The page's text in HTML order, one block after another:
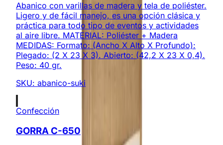
Abanico con varillas de madera y tela de poliéster.
Ligero y de fácil manejo, es una opción clásica y
práctica para todo tipo de eventos y actividades
al aire libre. MATERIAL: Poliéster + Madera
MEDIDAS: Formato: (Ancho X Alto X Profundo):
Plegado: (2 X 23 X 3). Abierto: (42,2 X 23 X 0,4).
Peso: 40 gr.
SKU: abanico-suki
Confección
GORRA C-650